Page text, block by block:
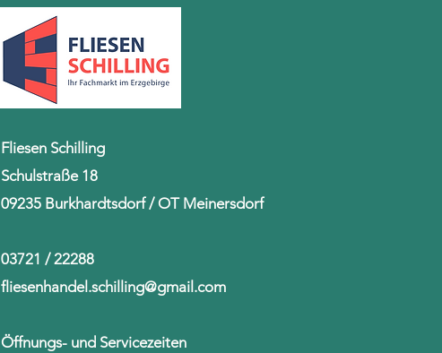
Fliesen Schilling
Schulstraße 18
09235 Burkhardtsdorf / OT Meinersdorf
03721 / 22288
fliesenhandel.schilling@gmail.com
Öffnungs- und Servicezeiten